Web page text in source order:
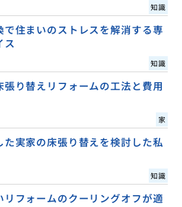
知識
で住まいのストレスを解消する専
ス
知識
張り替えリフォームの工法と費用
家
た実家の床張り替えを検討した私
知識
リフォームのクーリングオフが適